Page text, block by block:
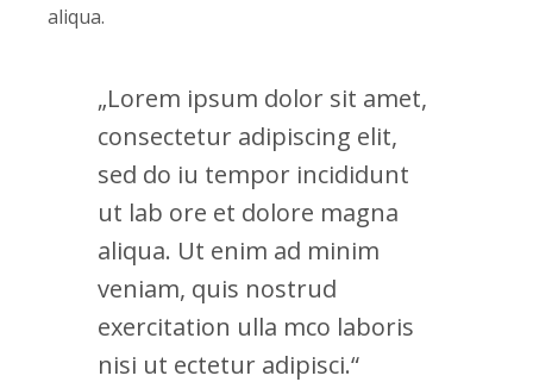
aliqua.
„Lorem ipsum dolor sit amet,
consectetur adipiscing elit,
sed do iu tempor incididunt
ut lab ore et dolore magna
aliqua. Ut enim ad minim
veniam, quis nostrud
exercitation ulla mco laboris
nisi ut ectetur adipisci.“